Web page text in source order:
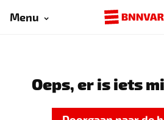
Menu
Oeps, er is iets